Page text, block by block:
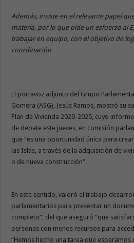
Además, insiste en el relevante papel
materia, por lo que pide un esfuerzo al
trabajar en equipo, con el objetivo de
coordinación
El portavoz adjunto del Grupo
Gomera (ASG), Jesús Ramos, mostró su
Plan de Vivienda 2020-2025, cuyo
de debate este jueves, en comisión
que “es una oportunidad única para
las Islas, a través de la adquisición de
o de nueva construcción”.
En este sentido, valoró el trabajo
parlamentarios para presentar un
completo”, del que aseguró “que
personas con menos recursos para
“Hemos hecho una tarea que